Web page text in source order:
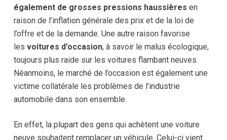
également de grosses pressions haussières en
raison de l’inflation générale des prix et de la loi de
l’offre et de la demande. Une autre raison favorise
les voitures d’occasion, à savoir le malus écologique,
toujours plus raide sur les voitures flambant neuves.
Néanmoins, le marché de l’occasion est également une
victime collatérale les problèmes de l’industrie
automobile dans son ensemble.
En effet, la plupart des gens qui achètent une voiture
neuve souhaitent remplacer un véhicule. Celui-ci vient